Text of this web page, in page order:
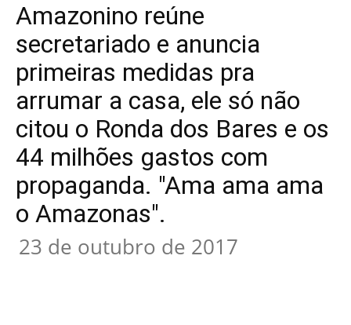
Amazonino reúne
secretariado e anuncia
primeiras medidas pra
arrumar a casa, ele só não
citou o Ronda dos Bares e os
44 milhões gastos com
propaganda. "Ama ama ama
o Amazonas".
23 de outubro de 2017